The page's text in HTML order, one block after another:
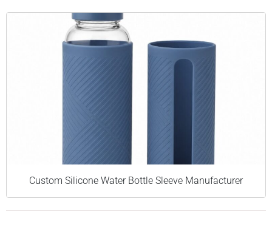
Custom Silicone Water Bottle Sleeve Manufacturer